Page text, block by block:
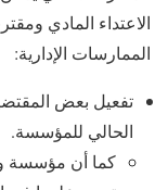
الاعتداء المادي
الممارسات الإدارية:
تفعيل بعض
الحالي للمؤسسة.
كما أن مؤسسة